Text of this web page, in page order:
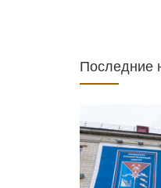
Последние